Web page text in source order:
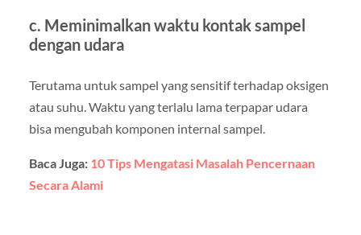
c. Meminimalkan waktu kontak sampel
dengan udara
Terutama untuk sampel yang sensitif terhadap oksigen
atau suhu. Waktu yang terlalu lama terpapar udara
bisa mengubah komponen internal sampel.
Baca Juga: 10 Tips Mengatasi Masalah Pencernaan
Secara Alami